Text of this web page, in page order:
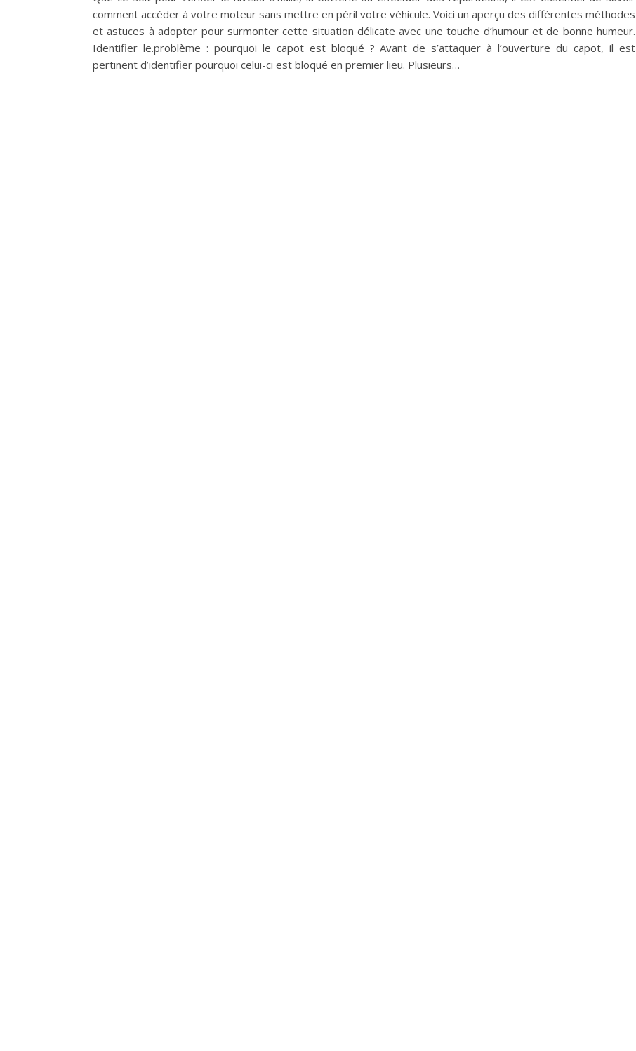
comment accéder à votre moteur sans mettre en péril votre véhicule. Voici un aperçu des différentes méthodes
et astuces à adopter pour surmonter cette situation délicate avec une touche d’humour et de bonne humeur.
Identifier le.problème : pourquoi le capot est bloqué ? Avant de s’attaquer à l’ouverture du capot, il est
pertinent d’identifier pourquoi celui-ci est bloqué en premier lieu. Plusieurs…